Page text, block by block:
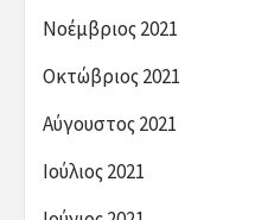
Νοέμβριος 2021
Οκτώβριος 2021
Αύγουστος 2021
Ιούλιος 2021